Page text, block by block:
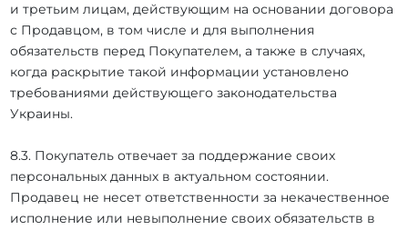
и третьим лицам, действующим на основании договора
с Продавцом, в том числе и для выполнения
обязательств перед Покупателем, а также в случаях,
когда раскрытие такой информации установлено
требованиями действующего законодательства
Украины.
8.3. Покупатель отвечает за поддержание своих
персональных данных в актуальном состоянии.
Продавец не несет ответственности за некачественное
исполнение или невыполнение своих обязательств в